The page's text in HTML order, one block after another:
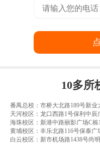
10多所
番禺总校：市桥大北路189号新
天河校区：龙口西路1号保利中辰
海珠校区：新港中路丽影广场C栋
黄埔校区：丰乐北路116号保泰广
白云校区：新市机场路1438号尚